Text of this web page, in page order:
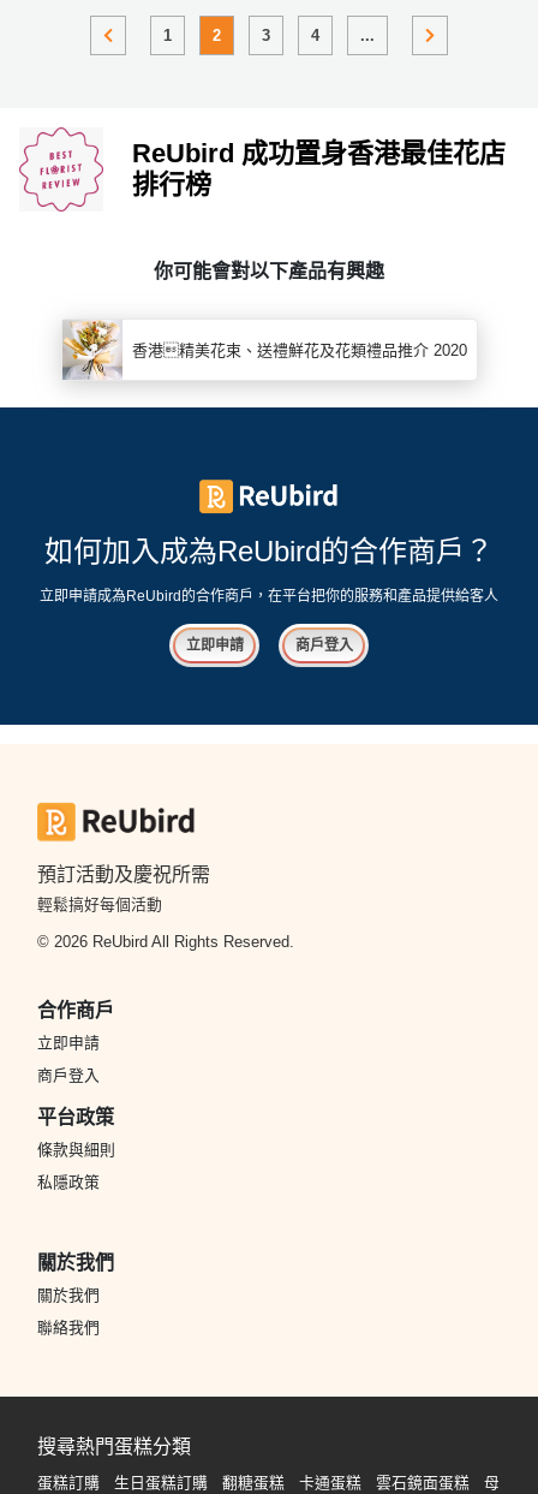
1 2 3 4 ...
ReUbird 成功置身香港最佳花店
排行榜
你可能會對以下產品有興趣
香港精美花束、送禮鮮花及花類禮品推介 2020
如何加入成為ReUbird的合作商戶？
立即申請成為ReUbird的合作商戶，在平台把你的服務和產品提供給客人
立即申請 商戶登入
預訂活動及慶祝所需
輕鬆搞好每個活動
© 2026 ReUbird All Rights Reserved.
合作商戶
立即申請
商戶登入
平台政策
條款與細則
私隱政策
關於我們
關於我們
聯絡我們
搜尋熱門蛋糕分類
蛋糕訂購 生日蛋糕訂購 翻糖蛋糕 卡通蛋糕 雲石鏡面蛋糕
母